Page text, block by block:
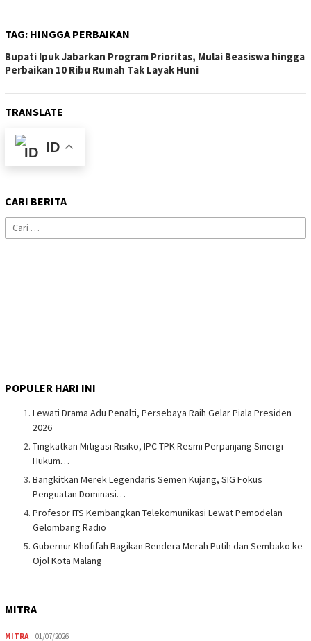
TAG: HINGGA PERBAIKAN
Bupati Ipuk Jabarkan Program Prioritas, Mulai Beasiswa hingga
Perbaikan 10 Ribu Rumah Tak Layak Huni
TRANSLATE
ID
CARI BERITA
Cari
untuk:
POPULER HARI INI
Lewati Drama Adu Penalti, Persebaya Raih Gelar Piala Presiden
2026
Tingkatkan Mitigasi Risiko, IPC TPK Resmi Perpanjang Sinergi
Hukum…
Bangkitkan Merek Legendaris Semen Kujang, SIG Fokus
Penguatan Dominasi…
Profesor ITS Kembangkan Telekomunikasi Lewat Pemodelan
Gelombang Radio
Gubernur Khofifah Bagikan Bendera Merah Putih dan Sembako ke
Ojol Kota Malang
MITRA
MITRA 01/07/2026